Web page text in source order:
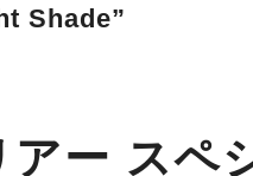
Shade”
アー スペ